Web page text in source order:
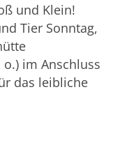
und Klein!
Tier Sonntag,
im Anschluss
das leibliche